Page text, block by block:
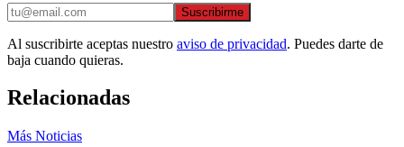
Suscribirme
Al suscribirte aceptas nuestro aviso de privacidad. Puedes darte de
baja cuando quieras.
Relacionadas
Más Noticias